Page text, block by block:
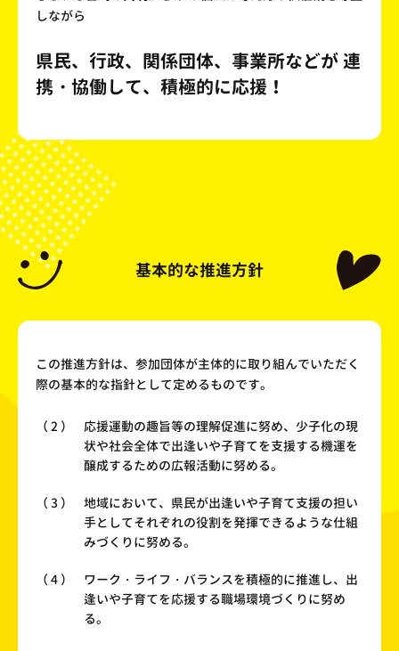
しながら
県民、行政、関係団体、事業所などが 連
携・協働して、積極的に応援！
基本的な推進方針
この推進方針は、参加団体が主体的に取り組んでいただく
際の基本的な指針として定めるものです。
応援運動の趣旨等の理解促進に努め、少子化の現
状や社会全体で出逢いや子育てを支援する機運を
醸成するための広報活動に努める。
地域において、県民が出逢いや子育て支援の担い
手としてそれぞれの役割を発揮できるような仕組
みづくりに努める。
ワーク・ライフ・バランスを積極的に推進し、出
逢いや子育てを応援する職場環境づくりに努め
る。